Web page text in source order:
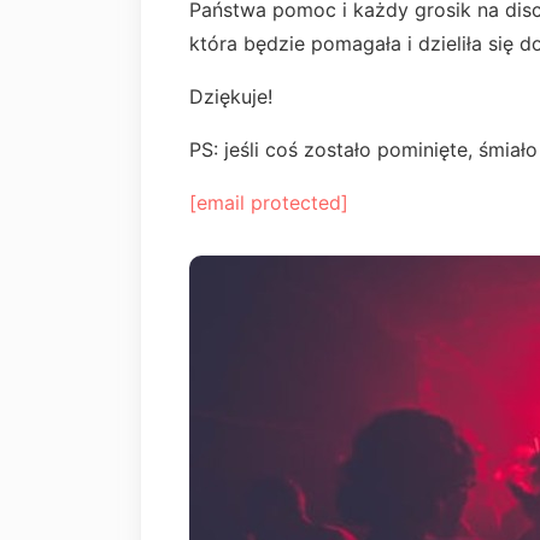
Państwa pomoc i każdy grosik na
która będzie pomagała i dzieliła się
Dziękuje!
PS: jeśli coś zostało pominięte,
[email protected]